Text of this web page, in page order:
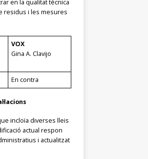
en la qualitat tècnica
residus i les mesures
VOX
Gina A. Clavijo
En contra
incloïa diverses lleis
actual respon
i actualitzat